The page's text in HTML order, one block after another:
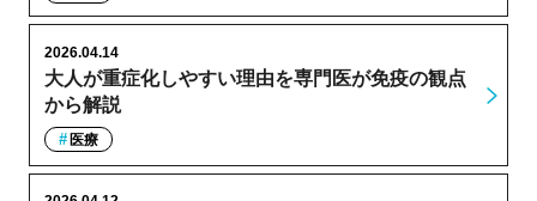
大人が重症化しやすい理由を専門医が免疫の観点
から解説
2026.04.14
医療